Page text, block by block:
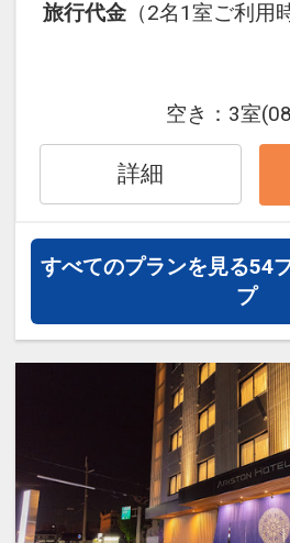
の項目でご確認の
設定期間：2026年4月1
30日
インターネットコース
17515132
こどもの内訳変更はでき
●出発前まで「ちょこっ
用OK！ソフトドリンク
ェックアウト当日の１５
００）
※旅行代金に含まれます
食事のご案内【朝食付
ざいます。
※４歳以上の添い寝のお
摂りになる場合は別途
（現地販売価格と同額
さい。
旅行代金 （2名1室ご利用
空き： 3室
詳細
すべてのプランを見る54
プ